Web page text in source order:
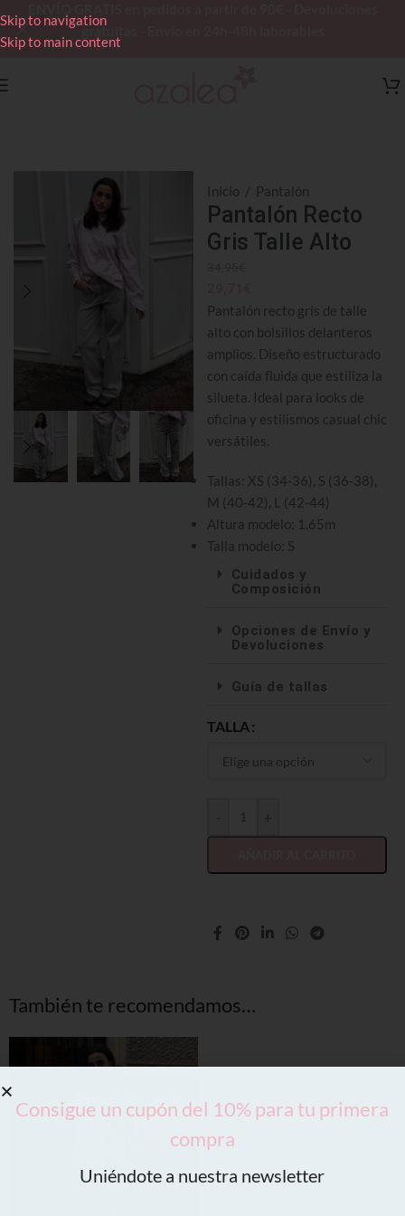
Skip to navigation
Skip to main content
gratuitas - Envío en 24h-48h laborables
Inicio / Pantalón
Pantalón Recto
Gris Talle Alto
Pantalón recto gris de talle
alto con bolsillos delanteros
amplios. Diseño estructurado
con caída fluida que estiliza la
silueta. Ideal para looks de
oficina y estilismos casual chic
versátiles.
Tallas: XS (34-36), S (36-38),
M (40-42), L (42-44)
Altura modelo: 1.65m
Talla modelo: S
Cuidados y
Composición
Opciones de Envío y
Devoluciones
Guía de tallas
TALLA
+
También te recomendamos…
Consigue un cupón del 10% para tu primera
compra
Uniéndote a nuestra newsletter